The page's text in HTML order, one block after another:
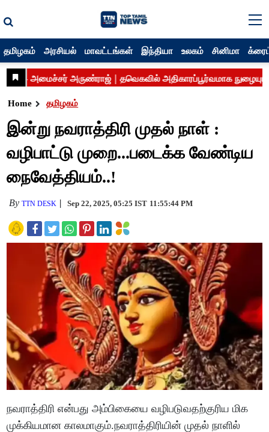
தமிழகம் அரசியல் மாவட்டங்கள் இந்தியா உலகம் சினிமா
Home தமிழகம்
இன்று நவராத்திரி முதல் நாள் :
வழிபாட்டு முறை...படைக்க வேண்டிய
நைவேத்தியம்..!
ByTTN DESK Sep 22, 2025, 05:25 IST 11:55:44 PM
நவராத்திரி என்பது அம்பிகையை வழிபடுவதற்குரிய மிக
முக்கியமான காலமாகும்.நவராத்திரியின் முதல் நாளில்